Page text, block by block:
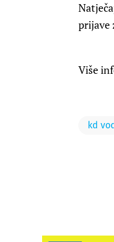
prijave
Više
kd